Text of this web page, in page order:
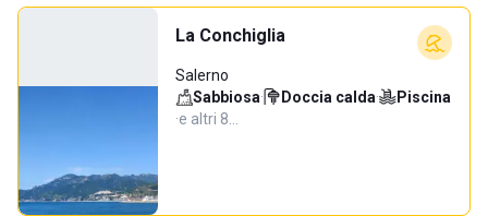
La Conchiglia
Salerno
Sabbiosa· Doccia calda·
Piscina
·e altri 8…